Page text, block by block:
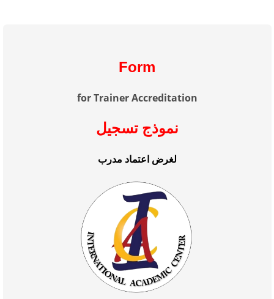
Form
for Trainer Accreditation
نموذج تسجيل
لغرض اعتماد مدرب